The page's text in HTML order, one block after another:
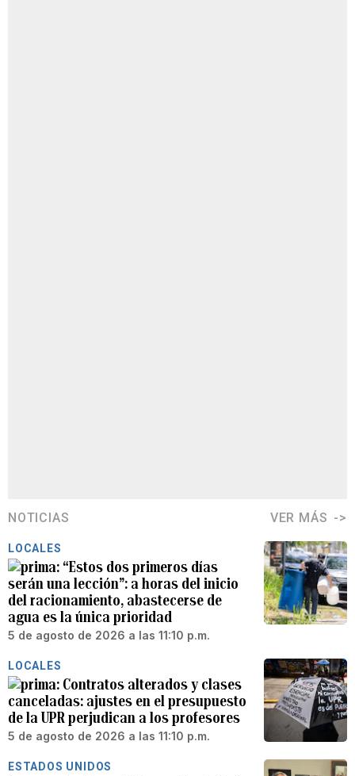
NOTICIAS VER MÁS
LOCALES
“Estos dos primeros días
serán una lección”: a horas del inicio
del racionamiento, abastecerse de
agua es la única prioridad
5 de agosto de 2026 a las 11:10 p.m.
LOCALES
Contratos alterados y clases
canceladas: ajustes en el presupuesto
de la UPR perjudican a los profesores
5 de agosto de 2026 a las 11:10 p.m.
ESTADOS UNIDOS